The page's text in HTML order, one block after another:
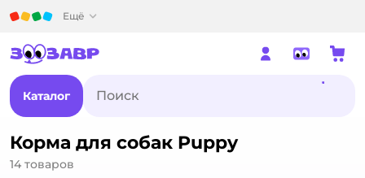
Ещё
Каталог
Корма для собак Puppy
14 товаров